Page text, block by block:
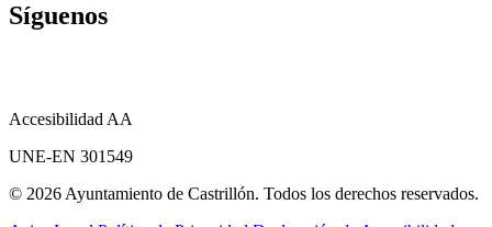
Síguenos
Accesibilidad AA
UNE-EN 301549
© 2026 Ayuntamiento de Castrillón. Todos los derechos reservados.